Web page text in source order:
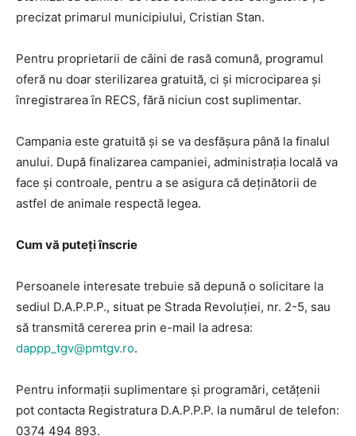
precizat primarul municipiului, Cristian Stan.
Pentru proprietarii de câini de rasă comună, programul
oferă nu doar sterilizarea gratuită, ci și microciparea și
înregistrarea în RECS, fără niciun cost suplimentar.
Campania este gratuită și se va desfășura până la finalul
anului. După finalizarea campaniei, administrația locală va
face și controale, pentru a se asigura că deținătorii de
astfel de animale respectă legea.
Cum vă puteți înscrie
Persoanele interesate trebuie să depună o solicitare la
sediul D.A.P.P.P., situat pe Strada Revoluției, nr. 2-5, sau
să transmită cererea prin e-mail la adresa:
dappp_tgv@pmtgv.ro.
Pentru informații suplimentare și programări, cetățenii
pot contacta Registratura D.A.P.P.P. la numărul de telefon:
0374 494 893.